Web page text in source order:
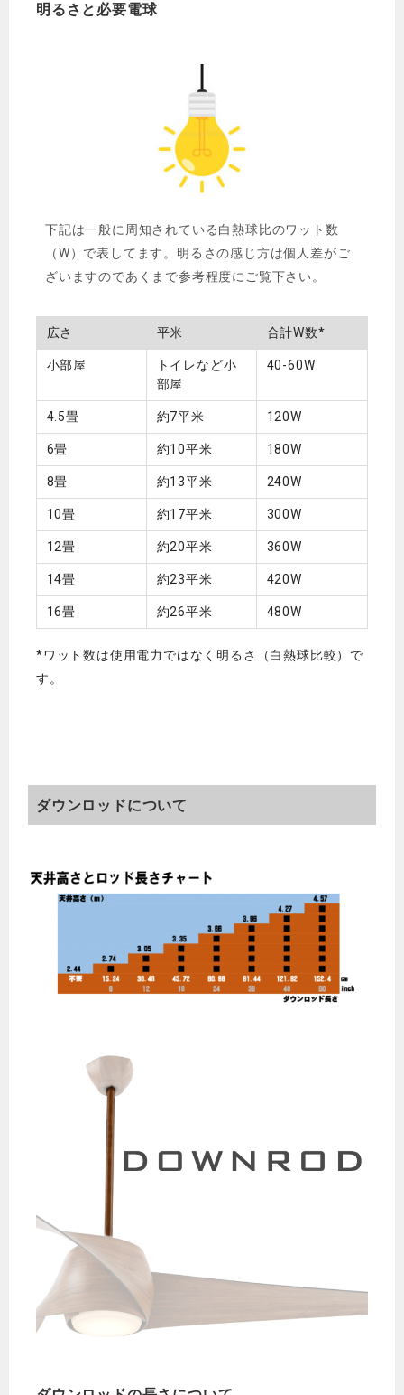
明るさと必要電球
下記は一般に周知されている白熱球比のワット数
（W）で表してます。明るさの感じ方は個人差がご
ざいますのであくまで参考程度にご覧下さい。
広さ 平米 合計W数*
小部屋
トイレなど小
部屋
40-60W
4.5畳 約7平米 120W
6畳 約10平米 180W
8畳 約13平米 240W
10畳 約17平米 300W
12畳 約20平米 360W
14畳 約23平米 420W
16畳 約26平米 480W
*ワット数は使用電力ではなく明るさ（白熱球比較）で
す。
ダウンロッドについて